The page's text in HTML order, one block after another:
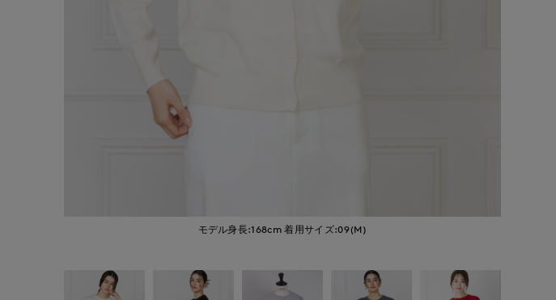
モデル身長:168cm 着用サイズ:09(M)